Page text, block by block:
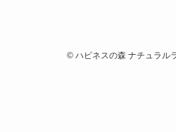
© ハピネスの森 ナチュラル